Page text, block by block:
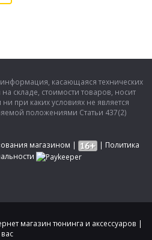
касающаяся технических
складе, стоимости товаров, носит
при каких условиях не является
положениями Статьи 437(2)
магазином | | Политика
магазин тюнинга и аксессуаров |